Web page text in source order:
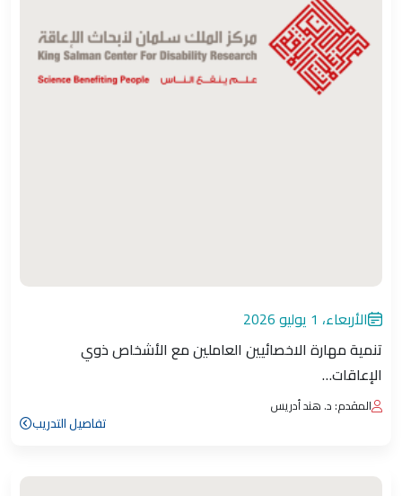
الأربعاء، 1 يوليو 2026
تنمية مهارة الاخصائيين العاملين مع الأشخاص ذوي
الإعاقات…
المقدم: د. هند أدريس
تفاصيل التدريب